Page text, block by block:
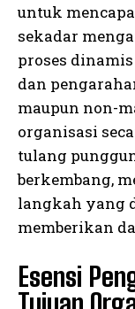
untuk
sekadar
proses
dan
maupun non-
organisasi
tulang
berkembang,
langkah yang
memberikan
Esensi